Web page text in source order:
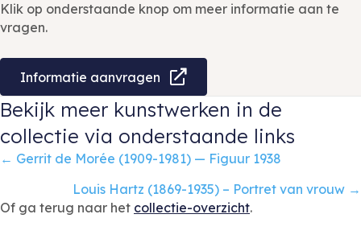
Klik op onderstaande knop om meer informatie aan te
vragen.
Informatie aanvragen
Bekijk meer kunstwerken in de
collectie via onderstaande links
Posts
navigation
← Gerrit de Morée (1909-1981) — Figuur 1938
Louis Hartz (1869-1935) – Portret van vrouw →
Of ga terug naar het collectie-overzicht.